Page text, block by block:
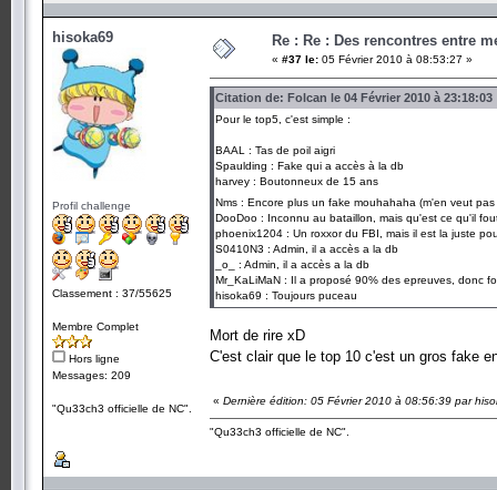
hisoka69
Profil challenge
Classement : 37/55625
Membre Complet
Hors ligne
Messages: 209
"Qu33ch3 officielle de NC".
Re : Re : Des rencontres entre
« #37 le: 05 Février 2010 à 08:53:27 »
Citation de: Folcan le 04 Février 2010 à 23:18:03
Pour le top5, c'est simple :
BAAL : Tas de poil aigri
Spaulding : Fake qui a accès à la db
harvey : Boutonneux de 15 ans
Nms : Encore plus un fake mouhahaha (m'en veut
DooDoo : Inconnu au bataillon, mais qu'est ce qu'il
phoenix1204 : Un roxxor du FBI, mais il est la juste
S0410N3 : Admin, il a accès a la db
_o_ : Admin, il a accès a la db
Mr_KaLiMaN : Il a proposé 90% des epreuves, donc
hisoka69 : Toujours puceau
Mort de rire xD
C'est clair que le top 10 c'est un gros fake
« Dernière édition: 05 Février 2010 à 08:56:39 par
"Qu33ch3 officielle de NC".